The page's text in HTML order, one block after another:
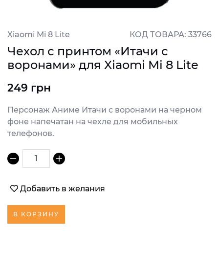
Xiaomi Mi 8 Lite КОД ТОВАРА: 33766
Чехол с принтом «Итачи с
воронами» для Xiaomi Mi 8 Lite
249 грн
Персонаж Аниме Итачи с воронами на черном
фоне напечатан на чехле для мобильных
телефонов.
1
Добавить в желания
В КОРЗИНУ